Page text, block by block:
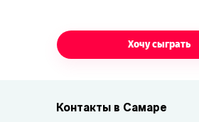
Хочу сыграть
Контакты в Самаре